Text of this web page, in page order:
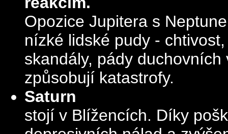
Opozice Jupitera s
nízké lidské pudy -
skandály, pády
způsobují katastrofy.
Saturn
stojí v Blížencích. Díky